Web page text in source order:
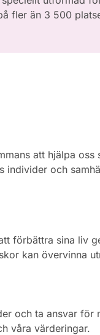
fler än 3 500
att hjälpa
individer och
förbättra sina liv
kan övervinna
och ta ansvar
våra värderingar.